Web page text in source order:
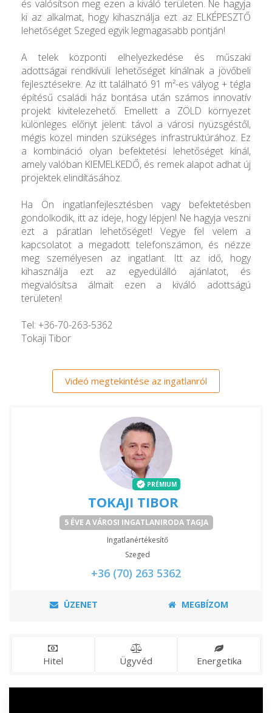
és valósítson meg ezen a kiváló területen. Ne hagyja
ki az alkalmat, hogy kihasználja ezt az ELKÉPESZTŐ
lehetőséget Szeged egyik legmagasabb pontján!
A telek központi elhelyezkedése és műszaki
adottságai rendkívüli lehetőséget kínálnak a jövőbeli
fejlesztésekre. Az itt található 91 m²-es vályog + tégla
építésű családi ház bontása után számos innovatív
projekt kivitelezehető. Emellett a ZÖLD környezet
különleges előnyt jelent: távol a városi nyüzsgéstől,
mégis közel minden szükséges infrastruktúrához. Ez
a kombináció olyan befektetési lehetőséget kínál,
amely valóban KIEMELKEDŐ, és remek alapot adhat új
projektek elindításához.
Ha Ön ingatlanfejlesztésben vagy befektetésben
gondolkodik, itt az ideje, hogy lépjen! Ne hagyja veszni
ezt a páratlan lehetőséget! Vegye fel velem a
kapcsolatot a megadott telefonszámon, és nézze
meg személyesen az ingatlant. Itt az idő, hogy
kihasználja ezt az egyedülálló ajánlatot, és
megvalósítsa álmait ezen a kiváló adottságú
területen!
Tel: +36-70-263-5362
Tokaji Tibor
Videó megtekintése az ingatlanról
PRÉMIUM
TOKAJI TIBOR
5 ÉVE A VÁROSI INGATLANIRODA TAGJA
Ingatlanértékesítő
Szeged
+36 (70) 263 5362
ÜZENET MEGBÍZOM
Hitel Ügyvéd Energetika